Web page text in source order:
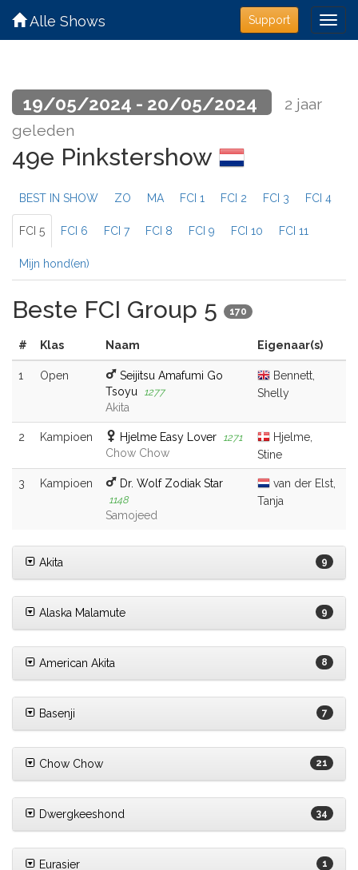
Support
Alle Shows
19/05/2024 - 20/05/2024
2 jaar
geleden
49e Pinkstershow
BEST IN SHOW ZO MA FCI 1 FCI 2 FCI 3 FCI 4
FCI 5 FCI 6 FCI 7 FCI 8 FCI 9 FCI 10 FCI 11
Mijn hond(en)
Beste FCI Group 5 170
# Klas Naam Eigenaar(s)
1 Open
Seijitsu Amafumi Go
Tsoyu 1277
Akita
Bennett,
Shelly
2 Kampioen Hjelme Easy Lover 1271
Chow Chow
Hjelme,
Stine
3 Kampioen Dr. Wolf Zodiak Star
1148
Samojeed
van der Elst,
Tanja
Akita 9
Alaska Malamute 9
American Akita 8
Basenji 7
Chow Chow 21
Dwergkeeshond 34
Eurasier 1